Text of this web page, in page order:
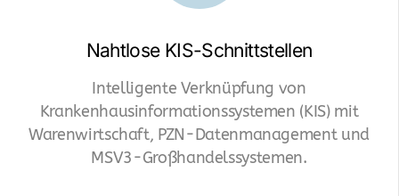
Nahtlose KIS-Schnittstellen
Intelligente Verknüpfung von
Krankenhausinformationssystemen (KIS) mit
Warenwirtschaft, PZN-Datenmanagement und
MSV3-Großhandelssystemen.